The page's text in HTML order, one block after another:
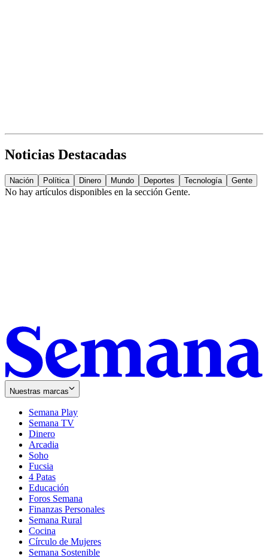
Noticias Destacadas
Nación Política Dinero Mundo Deportes Tecnología Gente
No hay artículos disponibles en la sección Gente.
Nuestras marcas
Semana Play
Semana TV
Dinero
Arcadia
Soho
in
new
window
Fucsia
in
new
window
4 Patas
Educación
Foros Semana
Finanzas Personales
Semana Rural
Cocina
Círculo de Mujeres
Semana Sostenible